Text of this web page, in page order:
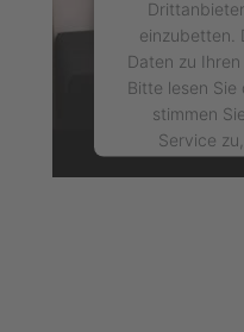
einzubetten.
Daten zu
Bitte lesen
stimmen
Service